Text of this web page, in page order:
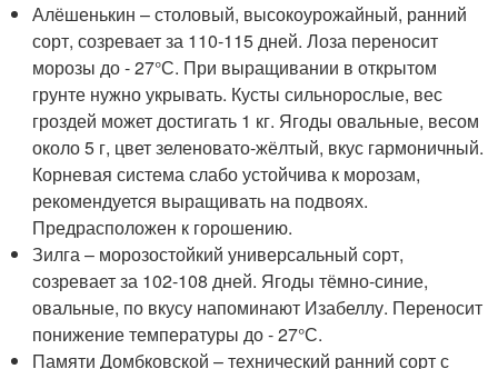
Алёшенькин – столовый, высокоурожайный, ранний
сорт, созревает за 110-115 дней. Лоза переносит
морозы до - 27°С. При выращивании в открытом
грунте нужно укрывать. Кусты сильнорослые, вес
гроздей может достигать 1 кг. Ягоды овальные, весом
около 5 г, цвет зеленовато-жёлтый, вкус гармоничный.
Корневая система слабо устойчива к морозам,
рекомендуется выращивать на подвоях.
Предрасположен к горошению.
Зилга – морозостойкий универсальный сорт,
созревает за 102-108 дней. Ягоды тёмно-синие,
овальные, по вкусу напоминают Изабеллу. Переносит
понижение температуры до - 27°С.
Памяти Домбковской – технический ранний сорт с